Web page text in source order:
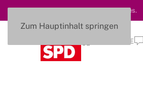
Zum Hauptinhalt springen
Diese Seite nutzt keine Cookies.
STARTSEITE